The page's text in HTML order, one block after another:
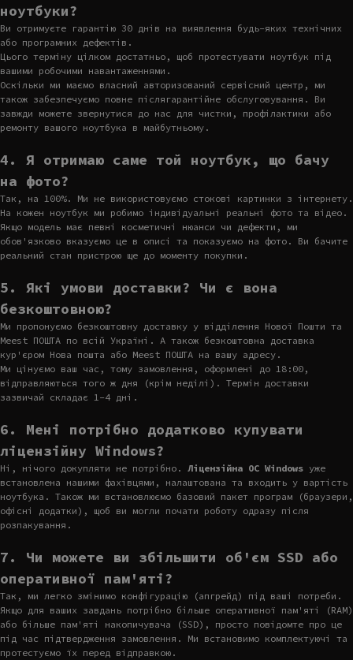
ноутбуки?
Ви отримуєте гарантію 30 днів на виявлення будь-яких технічних
або програмних дефектів.
Цього терміну цілком достатньо, щоб протестувати ноутбук під
вашими робочими навантаженнями.
Оскільки ми маємо власний авторизований сервісний центр, ми
також забезпечуємо повне післягарантійне обслуговування. Ви
завжди можете звернутися до нас для чистки, профілактики або
ремонту вашого ноутбука в майбутньому.
4. Я отримаю саме той ноутбук, що бачу
на фото?
Так, на 100%. Ми не використовуємо стокові картинки з інтернету.
На кожен ноутбук ми робимо індивідуальні реальні фото та відео.
Якщо модель має певні косметичні нюанси чи дефекти, ми
обов'язково вказуємо це в описі та показуємо на фото. Ви бачите
реальний стан пристрою ще до моменту покупки.
5. Які умови доставки? Чи є вона
безкоштовною?
Ми пропонуємо безкоштовну доставку у відділення Нової Пошти та
Meest ПОШТА по всій Україні. А також безкоштовна доставка
кур'єром Нова пошта або Meest ПОШТА на вашу адресу.
Ми цінуємо ваш час, тому замовлення, оформлені до 18:00,
відправляються того ж дня (крім неділі). Термін доставки
зазвичай складає 1-4 дні.
6. Мені потрібно додатково купувати
ліцензійну Windows?
Ні, нічого докупляти не потрібно. Ліцензійна ОС Windows уже
встановлена нашими фахівцями, налаштована та входить у вартість
ноутбука. Також ми встановлюємо базовий пакет програм (браузери,
офісні додатки), щоб ви могли почати роботу одразу після
розпакування.
7. Чи можете ви збільшити об'єм SSD або
оперативної пам'яті?
Так, ми легко змінимо конфігурацію (апгрейд) під ваші потреби.
Якщо для ваших завдань потрібно більше оперативної пам'яті (RAM)
або більше пам'яті накопичувача (SSD), просто повідомте про це
під час підтвердження замовлення. Ми встановимо комплектуючі та
протестуємо їх перед відправкою.